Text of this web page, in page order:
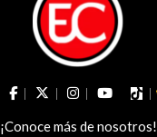
¡Conoce más de nosotros!